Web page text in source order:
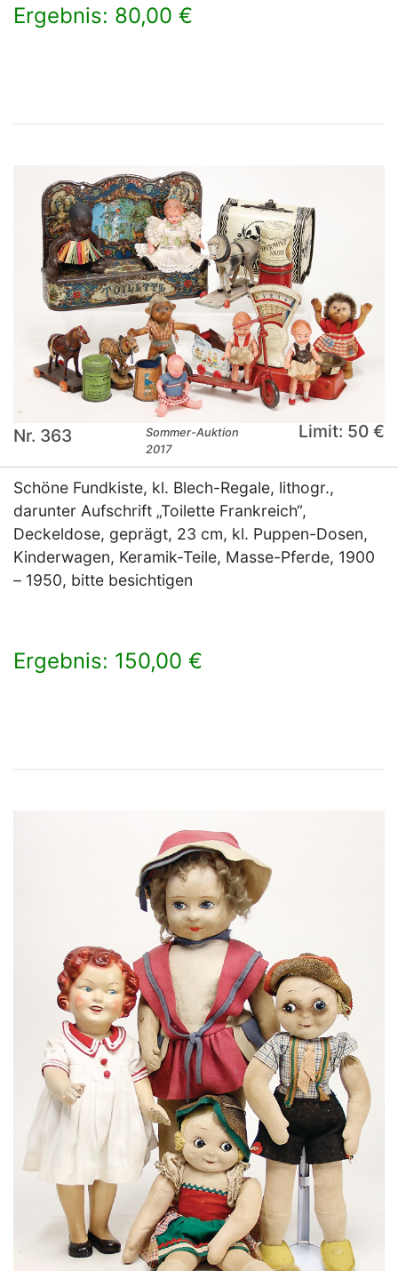
Ergebnis: 80,00 €
Nr. 363
Sommer-Auktion
2017
Limit: 50 €
Schöne Fundkiste, kl. Blech-Regale, lithogr.,
darunter Aufschrift „Toilette Frankreich“,
Deckeldose, geprägt, 23 cm, kl. Puppen-Dosen,
Kinderwagen, Keramik-Teile, Masse-Pferde, 1900
– 1950, bitte besichtigen
Ergebnis: 150,00 €